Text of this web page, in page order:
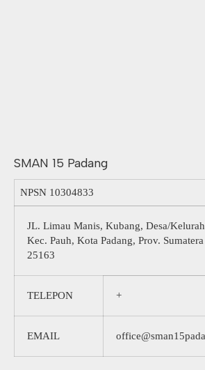
SMAN 15 Padang
NPSN 10304833
JL. Limau Manis, Kubang, Desa/
Kec. Pauh, Kota Padang, Prov.
25163
TELEPON +
EMAIL